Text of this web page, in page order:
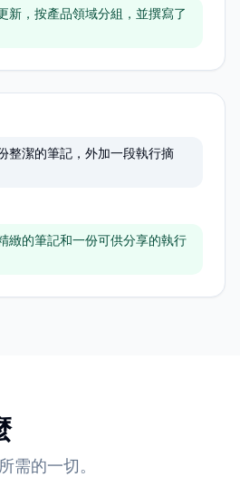
新，按產品領域分組，並撰寫了
整潔的筆記，外加一段執行摘
緻的筆記和一份可供分享的執行
需的一切。